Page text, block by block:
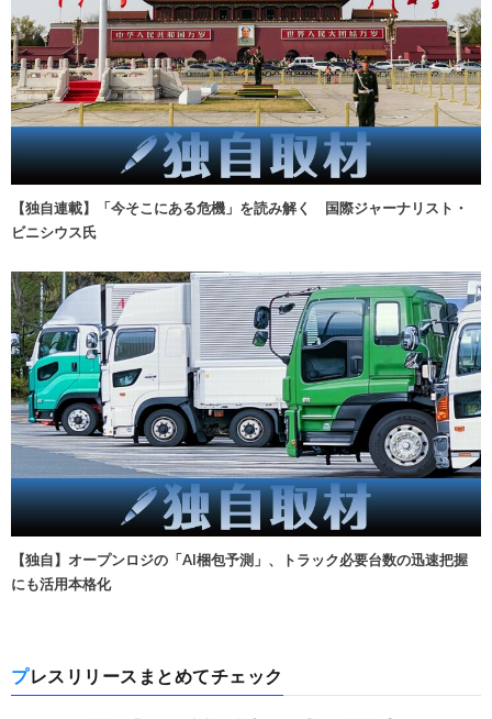
【独自連載】「今そこにある危機」を読み解く 国際ジャーナリスト・
ビニシウス氏
【独自】オープンロジの「AI梱包予測」、トラック必要台数の迅速把握
にも活用本格化
プレスリリースまとめてチェック